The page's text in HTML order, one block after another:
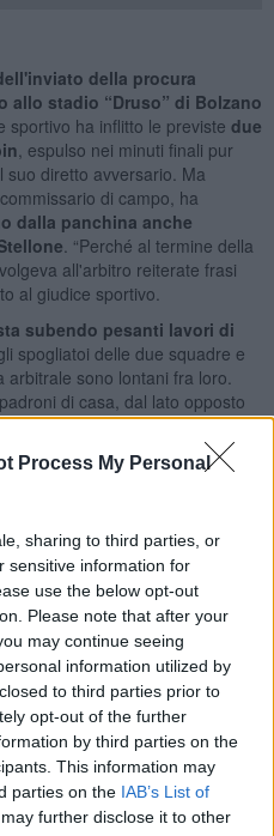
Process My Personal
sharing to third parties, or
sensitive information for
use the below opt-out
Please note that after your
may continue seeing
information utilized by
to third parties prior to
opt-out of the further
by third parties on the
This information may
parties on the IAB’s List of
further disclose it to other
della procura
allo stadio “Druso” di Bolzano
sportivo ha inflitto le previste due
, espulso nei minuti finali pur
diretto avversario. Ma
di campo, ha
dalla panchina anche
. “Perché al termine della
all'arbitro reiterate frasi
al giudice sportivo.
subendo pesanti lavori di
spogliatoi delle due squadre e
sono lontani fra loro.
di casa, dal lato opposto
ospite. Il direttore di gara, gli
invece a disposizione un
delle due porte, quella più
altoatesini. Tre posti diversi e tre
di giocoo nell'immediatezza
all'Arezzo erano ad oltre
.
mister Stellone non ha
dalle righe. Rientrando
metri da chi scrive: nonostante
episodi del finale di gara, era
assolutamente alla terna. Anzi,
ragazzi, molti dei quali erano